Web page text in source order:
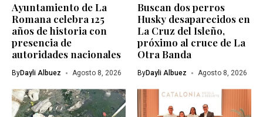
Ayuntamiento de La
Romana celebra 125
años de historia con
presencia de
autoridades nacionales
ByDayli Albuez Agosto 8, 2026
Buscan dos perros
Husky desaparecidos en
La Cruz del Isleño,
próximo al cruce de La
Otra Banda
ByDayli Albuez Agosto 8, 2026